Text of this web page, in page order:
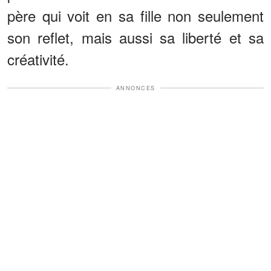
père qui voit en sa fille non seulement
son reflet, mais aussi sa liberté et sa
créativité.
ANNONCES